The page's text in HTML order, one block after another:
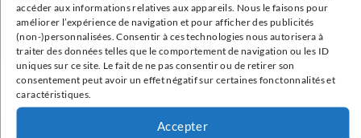
accéder aux informations relatives aux appareils. Nous le faisons pour
améliorer l’expérience de navigation et pour afficher des publicités
(non-)personnalisées. Consentir à ces technologies nous autorisera à
traiter des données telles que le comportement de navigation ou les ID
uniques sur ce site. Le fait de ne pas consentir ou de retirer son
consentement peut avoir un effet négatif sur certaines fonctonnalités et
caractéristiques.
Accepter
se fait facilement grâce à des LED.
Il est économique et écologique.